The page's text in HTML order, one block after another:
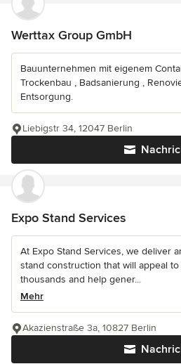
Werttax Group GmbH
Bauunternehmen mit eigenem
Trockenbau , Badsanierung ,
Entsorgung.
Liebigstr 34, 12047 Berlin
Expo Stand Services
At Expo Stand Services, we deliver
stand construction that will appeal
thousands and help gener...
Mehr
Akazienstraße 3a, 10827 Berlin